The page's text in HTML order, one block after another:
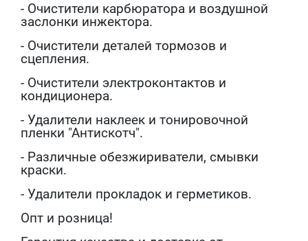
- Очистители карбюратора и воздушной
заслонки инжектора.
- Очистители деталей тормозов и
сцепления.
- Очистители электроконтактов и
кондиционера.
- Удалители наклеек и тонировочной
пленки "Антискотч".
- Различные обезжириватели, смывки
краски.
- Удалители прокладок и герметиков.
Опт и розница!